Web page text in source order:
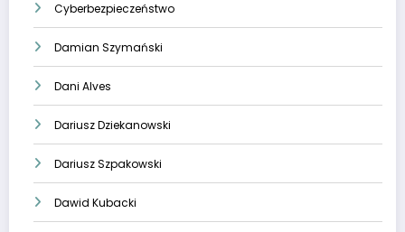
Cyberbezpieczeństwo
Damian Szymański
Dani Alves
Dariusz Dziekanowski
Dariusz Szpakowski
Dawid Kubacki